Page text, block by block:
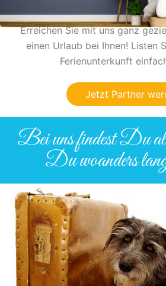
Erreichen Sie mit uns ganz
einen Urlaub bei Ihnen! Listen
Ferienunterkunft
Jetzt Partner
Bei uns findest Du
Du woanders